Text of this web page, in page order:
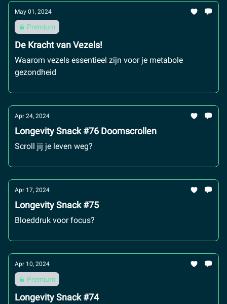
May 01, 2024
Premium
De Kracht van Vezels!
Waarom vezels essentieel zijn voor je metabole
gezondheid
Apr 24, 2024
Longevity Snack #76 Doomscrollen
Scroll jij je leven weg?
Apr 17, 2024
Longevity Snack #75
Bloeddruk voor focus?
Apr 10, 2024
Premium
Longevity Snack #74